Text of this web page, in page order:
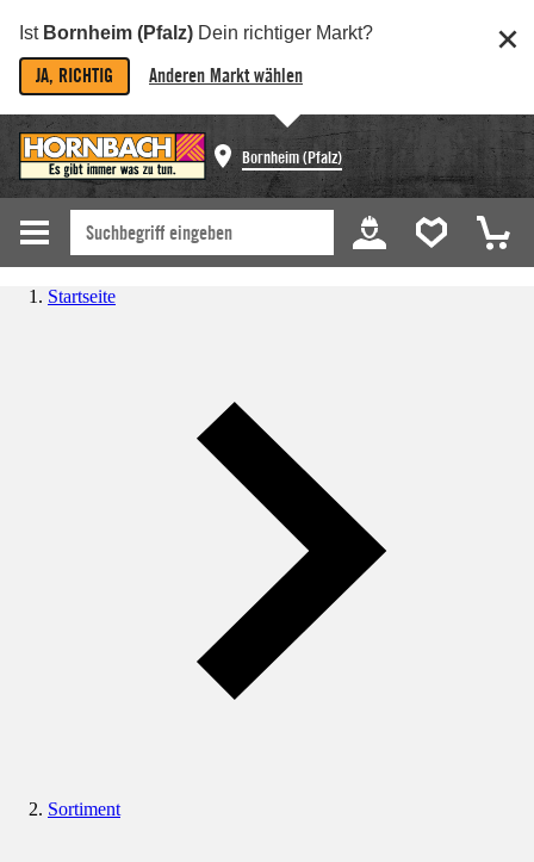
Ist Bornheim (Pfalz) Dein richtiger Markt?
JA, RICHTIG Anderen Markt wählen
Bornheim (Pfalz)
Startseite
Sortiment